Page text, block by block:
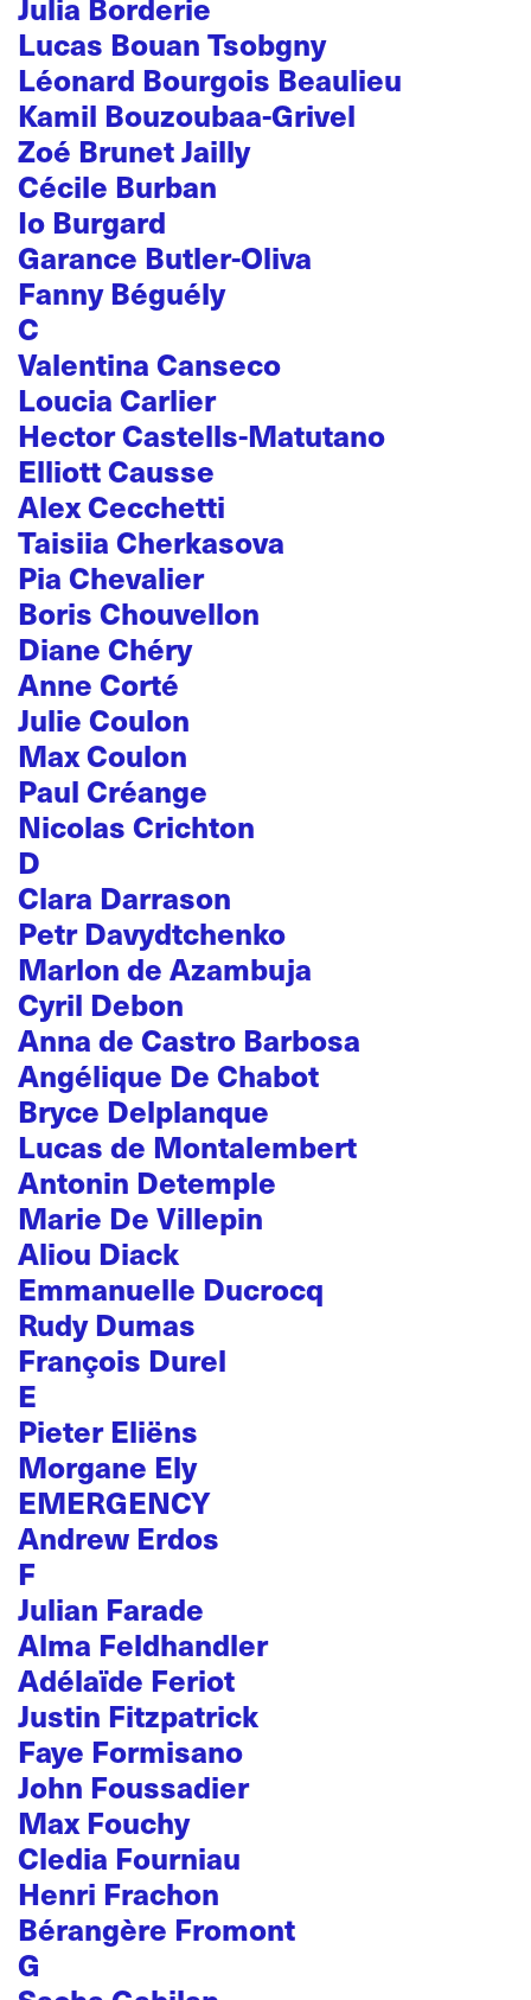
Lucas Bouan Tsobgny
Léonard Bourgois Beaulieu
Kamil Bouzoubaa-Grivel
Zoé Brunet Jailly
Cécile Burban
Io Burgard
Garance Butler-Oliva
Fanny Béguély
C
Valentina Canseco
Loucia Carlier
Hector Castells-Matutano
Elliott Causse
Alex Cecchetti
Taisiia Cherkasova
Pia Chevalier
Boris Chouvellon
Diane Chéry
Anne Corté
Julie Coulon
Max Coulon
Paul Créange
Nicolas Crichton
D
Clara Darrason
Petr Davydtchenko
Marlon de Azambuja
Cyril Debon
Anna de Castro Barbosa
Angélique De Chabot
Bryce Delplanque
Lucas de Montalembert
Antonin Detemple
Marie De Villepin
Aliou Diack
Emmanuelle Ducrocq
Rudy Dumas
François Durel
E
Pieter Eliëns
Morgane Ely
EMERGENCY
Andrew Erdos
F
Julian Farade
Alma Feldhandler
Adélaïde Feriot
Justin Fitzpatrick
Faye Formisano
John Foussadier
Max Fouchy
Cledia Fourniau
Henri Frachon
Bérangère Fromont
G